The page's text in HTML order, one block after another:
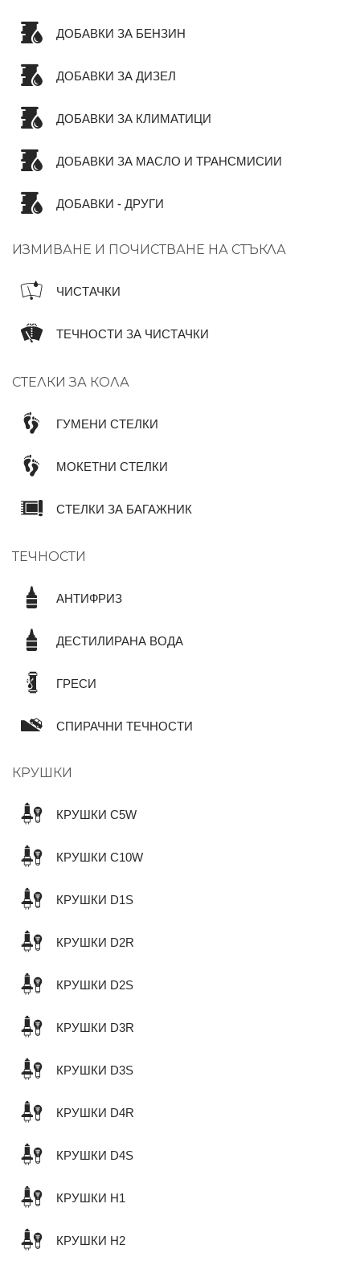
ДОБАВКИ ЗА БЕНЗИН
ДОБАВКИ ЗА ДИЗЕЛ
ДОБАВКИ ЗА КЛИМАТИЦИ
ДОБАВКИ ЗА МАСЛО И ТРАНСМИСИИ
ДОБАВКИ - ДРУГИ
ИЗМИВАНЕ И ПОЧИСТВАНЕ НА СТЪКЛА
ЧИСТАЧКИ
ТЕЧНОСТИ ЗА ЧИСТАЧКИ
СТЕЛКИ ЗА КОЛА
ГУМЕНИ СТЕЛКИ
МОКЕТНИ СТЕЛКИ
СТЕЛКИ ЗА БАГАЖНИК
ТЕЧНОСТИ
АНТИФРИЗ
ДЕСТИЛИРАНА ВОДА
ГРЕСИ
СПИРАЧНИ ТЕЧНОСТИ
КРУШКИ
КРУШКИ C5W
КРУШКИ C10W
КРУШКИ D1S
КРУШКИ D2R
КРУШКИ D2S
КРУШКИ D3R
КРУШКИ D3S
КРУШКИ D4R
КРУШКИ D4S
КРУШКИ H1
КРУШКИ H2